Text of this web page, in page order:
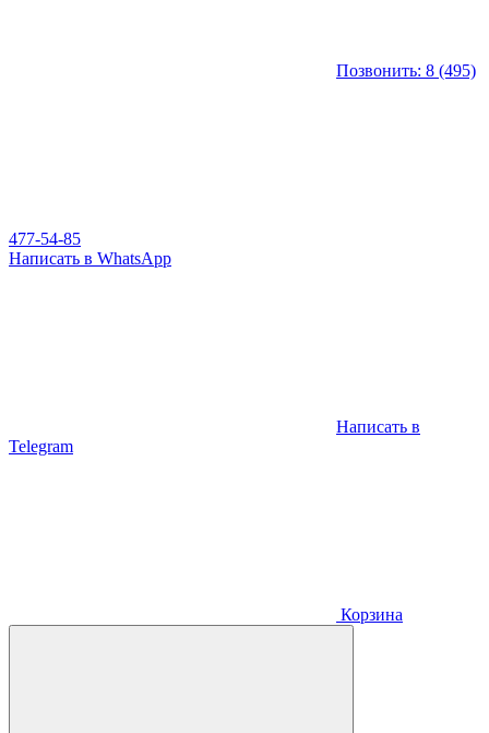
Позвонить: 8 (495)
477-54-85
Написать в WhatsApp
Написать в
Telegram
Корзина